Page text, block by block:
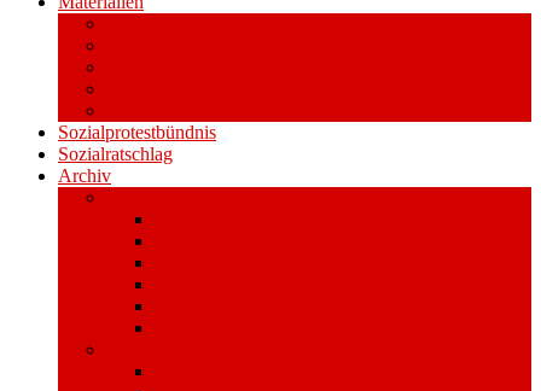
Sozialprotestbündnis
Sozialratschlag
Archiv